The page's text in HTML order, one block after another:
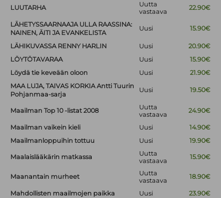
LUUTARHA
Uutta
vastaava
22.90€
LÄHETYSSAARNAAJA ULLA RAASSINA:
NAINEN, ÄITI JA EVANKELISTA
Uusi 15.90€
LÄHIKUVASSA RENNY HARLIN Uusi
20.90€
LÖYTÖTAVARAA
Uusi
15.90€
Löydä tie keveään oloon
Uusi
21.90€
MAA LUJA, TAIVAS KORKIA Antti Tuurin
Pohjanmaa-sarja
Uusi 19.50€
Maailman Top 10 -listat 2008
Uutta
vastaava
24.90€
Maailman vaikein kieli Uusi
14.90€
Maailmanloppuihin tottuu
Uusi 19.90€
Maalaislääkärin matkassa
Uutta
vastaava
15.90€
Maanantain murheet
Uutta
vastaava
18.90€
Mahdollisten maailmojen paikka Uusi
23.90€